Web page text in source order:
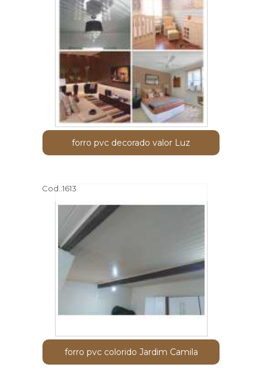
forro pvc decorado valor Luz
Cod.:1613
forro pvc colorido Jardim Camila